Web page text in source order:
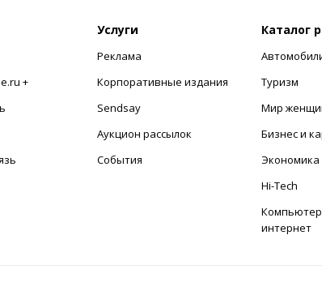
+
Услуги
Реклама
Корпоративные издания
Sendsay
Аукцион рассылок
События
Каталог
Туризм
Мир
Бизнес и
Hi-Tech
интернет